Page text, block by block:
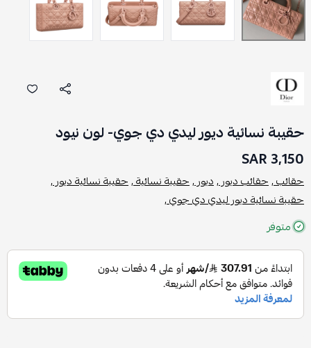
حقيبة نسائية ديور ليدي دي جوي- لون نيود
3,150 SAR
حقائب ,حقائب ديور ,ديور ,حقيبة نسائية ,حقيبة نسائية ديور ,
حقيبة نسائية ديور ليدي دي جوي ,
متوفر